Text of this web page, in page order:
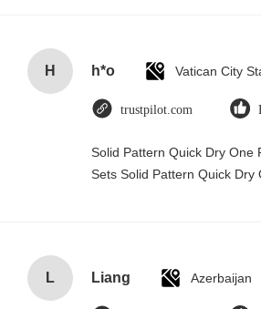
H h*o
trustpilot.com
Solid Pattern Quick Dry One
Sets Solid Pattern Quick
L Liang Azerbaijan